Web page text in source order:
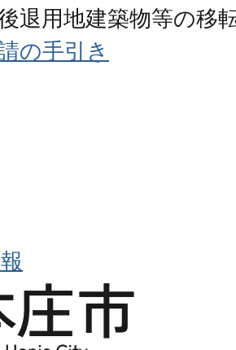
退用地建築物等の移
の手引き